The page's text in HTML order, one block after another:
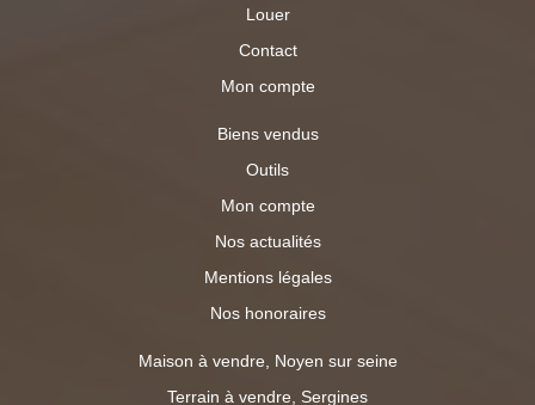
Louer
Contact
Mon compte
Biens vendus
Outils
Mon compte
Nos actualités
Mentions légales
Nos honoraires
Maison à vendre, Noyen sur seine
Terrain à vendre, Sergines